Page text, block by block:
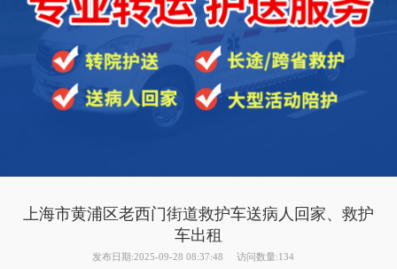
上海市黄浦区老西门街道救护车送病人回家、救护
车出租
发布日期:2025-09-28 08:37:48 访问数量:134